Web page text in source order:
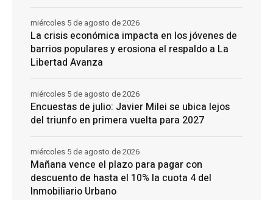
La crisis económica impacta en los jóvenes de
barrios populares y erosiona el respaldo a La
Libertad Avanza
miércoles 5 de agosto de 2026
Encuestas de julio: Javier Milei se ubica lejos
del triunfo en primera vuelta para 2027
miércoles 5 de agosto de 2026
Mañana vence el plazo para pagar con
descuento de hasta el 10% la cuota 4 del
Inmobiliario Urbano
miércoles 5 de agosto de 2026